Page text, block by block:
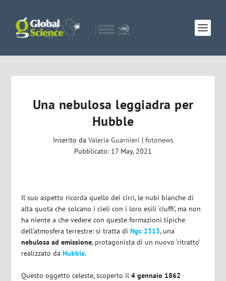
Una nebulosa leggiadra per
Hubble
Inserito da Valeria Guarnieri | fotonews
Pubblicato: 17 May, 2021
Il suo aspetto ricorda quello dei cirri, le nubi bianche di
alta quota che solcano i cieli con i loro esili ‘ciuffi’, ma non
ha niente a che vedere con queste formazioni tipiche
dell’atmosfera terrestre: si tratta di Ngc 2313, una
nebulosa ad emissione, protagonista di un nuovo ‘ritratto’
realizzato daHubble.
Questo oggetto celeste, scoperto il4 gennaio 1862